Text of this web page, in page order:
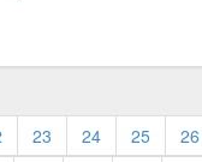
23 24 25 26